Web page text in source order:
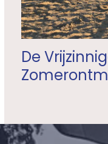
De